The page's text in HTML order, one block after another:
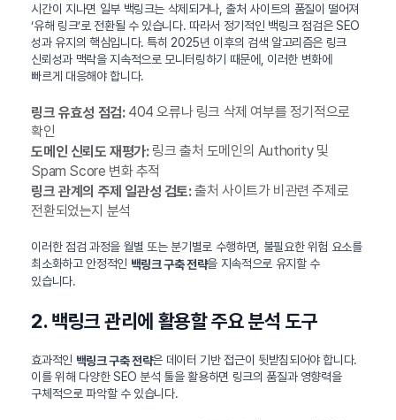
시간이 지나면 일부 백링크는 삭제되거나, 출처 사이트의 품질이 떨어져
‘유해 링크’로 전환될 수 있습니다. 따라서 정기적인 백링크 점검은 SEO
성과 유지의 핵심입니다. 특히 2025년 이후의 검색 알고리즘은 링크
신뢰성과 맥락을 지속적으로 모니터링하기 때문에, 이러한 변화에
빠르게 대응해야 합니다.
링크 유효성 점검:404 오류나 링크 삭제 여부를 정기적으로
확인
도메인 신뢰도 재평가:링크 출처 도메인의 Authority 및
Spam Score 변화 추적
링크 관계의 주제 일관성 검토:출처 사이트가 비관련 주제로
전환되었는지 분석
이러한 점검 과정을 월별 또는 분기별로 수행하면, 불필요한 위험 요소를
최소화하고 안정적인 백링크 구축 전략을 지속적으로 유지할 수
있습니다.
2. 백링크 관리에 활용할 주요 분석 도구
효과적인 백링크 구축 전략은 데이터 기반 접근이 뒷받침되어야 합니다.
이를 위해 다양한 SEO 분석 툴을 활용하면 링크의 품질과 영향력을
구체적으로 파악할 수 있습니다.